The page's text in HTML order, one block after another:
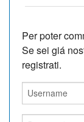
Per poter
Se sei giá
registrati.